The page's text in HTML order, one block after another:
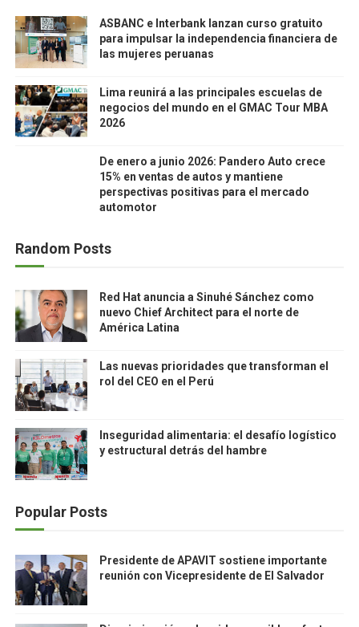
ASBANC e Interbank lanzan curso gratuito
para impulsar la independencia financiera de
las mujeres peruanas
Lima reunirá a las principales escuelas de
negocios del mundo en el GMAC Tour MBA
2026
De enero a junio 2026: Pandero Auto crece
15% en ventas de autos y mantiene
perspectivas positivas para el mercado
automotor
Random Posts
Red Hat anuncia a Sinuhé Sánchez como
nuevo Chief Architect para el norte de
América Latina
Las nuevas prioridades que transforman el
rol del CEO en el Perú
Inseguridad alimentaria: el desafío logístico
y estructural detrás del hambre
Popular Posts
Presidente de APAVIT sostiene importante
reunión con Vicepresidente de El Salvador